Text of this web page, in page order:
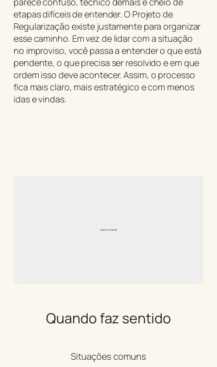
etapas difíceis de entender. O Projeto de
Regularização existe justamente para organizar
esse caminho. Em vez de lidar com a situação
no improviso, você passa a entender o que está
pendente, o que precisa ser resolvido e em que
ordem isso deve acontecer. Assim, o processo
fica mais claro, mais estratégico e com menos
idas e vindas.
Quando faz sentido
Situações comuns